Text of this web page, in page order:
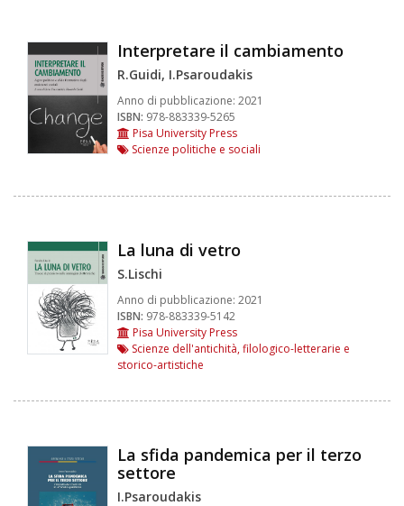
Interpretare il cambiamento
R.Guidi, I.Psaroudakis
Anno di pubblicazione: 2021
ISBN: 978-883339-5265
Pisa University Press
Scienze politiche e sociali
La luna di vetro
S.Lischi
Anno di pubblicazione: 2021
ISBN: 978-883339-5142
Pisa University Press
Scienze dell'antichità, filologico-letterarie e
storico-artistiche
La sfida pandemica per il terzo
settore
I.Psaroudakis